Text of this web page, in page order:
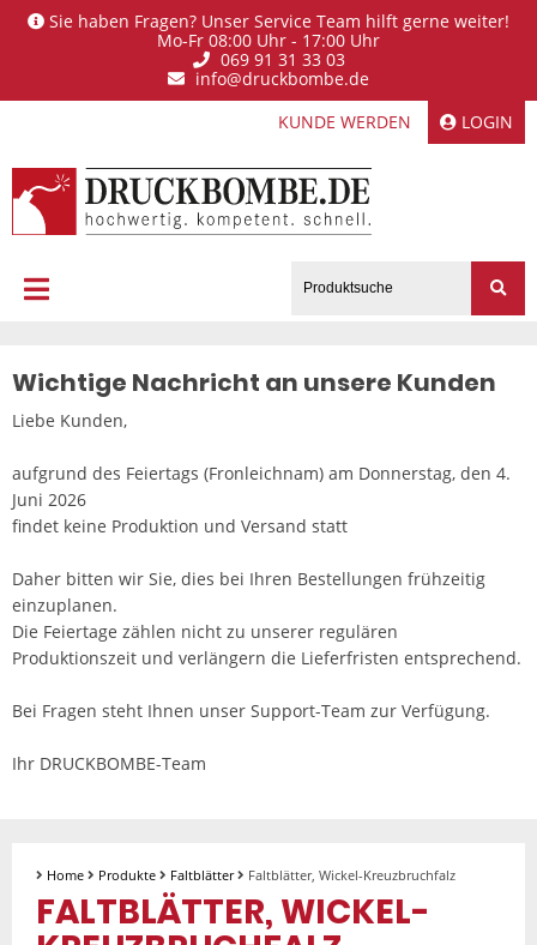
Sie haben Fragen? Unser Service Team hilft gerne weiter!
Mo-Fr 08:00 Uhr - 17:00 Uhr
069 91 31 33 03
info@druckbombe.de
KUNDE WERDEN
LOGIN
Wichtige Nachricht an unsere Kunden
Liebe Kunden,
aufgrund des Feiertags (Fronleichnam) am Donnerstag, den 4.
Juni 2026
findet keine Produktion und Versand statt
Daher bitten wir Sie, dies bei Ihren Bestellungen frühzeitig
einzuplanen.
Die Feiertage zählen nicht zu unserer regulären
Produktionszeit und verlängern die Lieferfristen entsprechend.
Bei Fragen steht Ihnen unser Support-Team zur Verfügung.
Ihr DRUCKBOMBE-Team
Home Produkte Faltblätter Faltblätter, Wickel-Kreuzbruchfalz
FALTBLÄTTER, WICKEL-